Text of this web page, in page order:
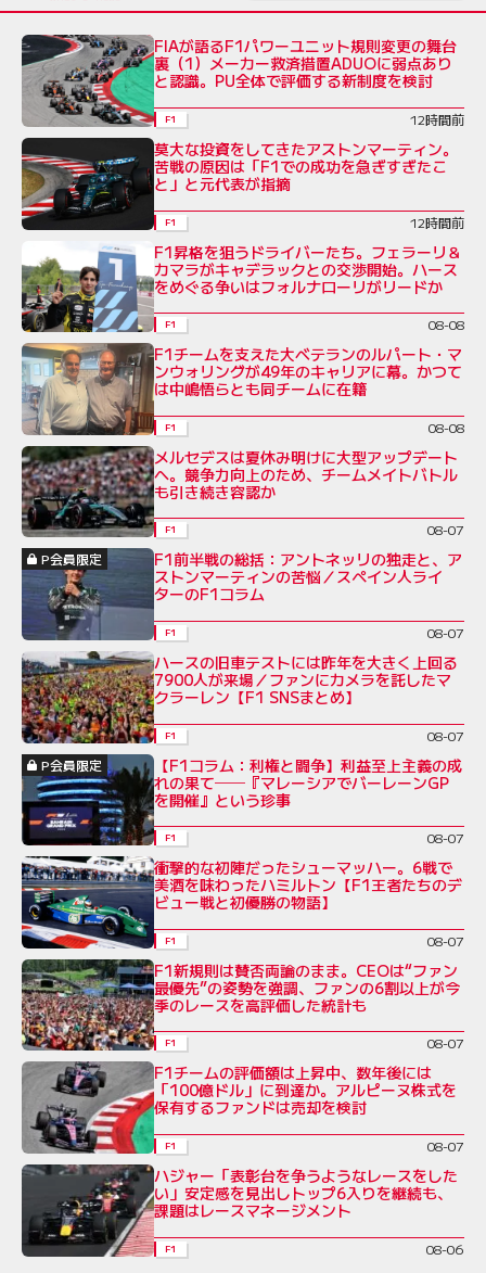
FIAが語るF1パワーユニット規則変更の舞台
裏（1）メーカー救済措置ADUOに弱点あり
と認識。PU全体で評価する新制度を検討
F1 12時間前
莫大な投資をしてきたアストンマーティン。
苦戦の原因は「F1での成功を急ぎすぎたこ
と」と元代表が指摘
F1 12時間前
F1昇格を狙うドライバーたち。フェラーリ＆
カマラがキャデラックとの交渉開始。ハース
をめぐる争いはフォルナローリがリードか
F1 08-08
F1チームを支えた大ベテランのルパート・マ
ンウォリングが49年のキャリアに幕。かつて
は中嶋悟らとも同チームに在籍
F1 08-08
メルセデスは夏休み明けに大型アップデート
へ。競争力向上のため、チームメイトバトル
も引き続き容認か
F1
08-07
P会員限定
F1前半戦の総括：アントネッリの独走と、ア
ストンマーティンの苦悩／スペイン人ライ
ターのF1コラム
F1 08-07
ハースの旧車テストには昨年を大きく上回る
7900人が来場／ファンにカメラを託したマ
クラーレン【F1 SNSまとめ】
F1
08-07
P会員限定
【F1コラム：利権と闘争】利益至上主義の成
れの果て──『マレーシアでバーレーンGP
を開催』という珍事
F1 08-07
衝撃的な初陣だったシューマッハー。6戦で
美酒を味わったハミルトン【F1王者たちのデ
ビュー戦と初優勝の物語】
F1 08-07
F1新規則は賛否両論のまま。CEOは“ファン
最優先”の姿勢を強調、ファンの6割以上が今
季のレースを高評価した統計も
F1 08-07
F1チームの評価額は上昇中、数年後には
「100億ドル」に到達か。アルピーヌ株式を
保有するファンドは売却を検討
F1 08-07
ハジャー「表彰台を争うようなレースをした
い」安定感を見出しトップ6入りを継続も、
課題はレースマネージメント
F1 08-06